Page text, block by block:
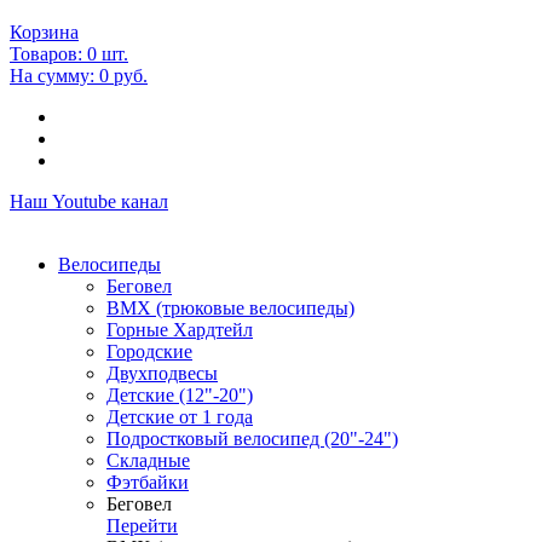
Корзина
Товаров: 0 шт.
На сумму: 0 руб.
Наш Youtube канал
Велосипеды
Беговел
ВМХ (трюковые велосипеды)
Горные Хардтейл
Городские
Двухподвесы
Детские (12"-20")
Детские от 1 года
Подростковый велосипед (20"-24")
Складные
Фэтбайки
Беговел
Перейти